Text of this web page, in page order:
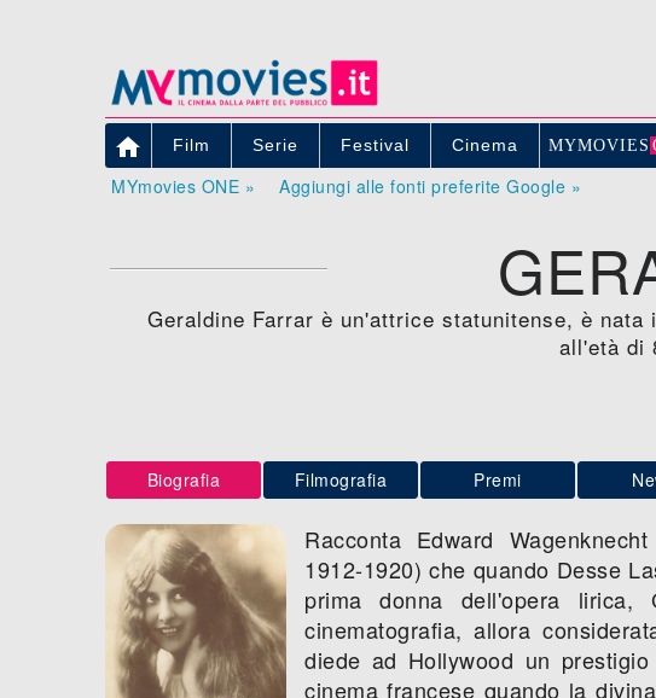
 Film Serie Festival Cinema MYMOVIE S
MYmovies ONE » Aggiungi alle fonti preferite Google »
Geraldine Farrar è un'attrice statunitense, è
all'età di
Biografia Filmografia Premi
Racconta Edward
1912-1920) che quando Desse
prima donna dell'opera lirica,
cinematografia, allora
diede ad Hollywood un
cinema francese quando la